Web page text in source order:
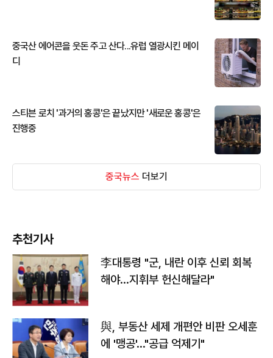
중국산 에어콘을 웃돈 주고 산다...유럽 열광시킨 메이
디
스티븐 로치 '과거의 홍콩'은 끝났지만 '새로운 홍콩'은
진행중
중국뉴스 더보기
추천기사
李대통령 "군, 내란 이후 신뢰 회복
해야…지휘부 헌신해달라"
與, 부동산 세제 개편안 비판 오세훈
에 '맹공'…"공급 억제기"